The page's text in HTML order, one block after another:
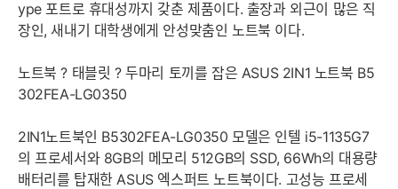
ype 포트로 휴대성까지 갖춘 제품이다. 출장과 외근이 많은 직
장인, 새내기 대학생에게 안성맞춤인 노트북 이다.
노트북 ? 태블릿 ? 두마리 토끼를 잡은 ASUS 2IN1 노트북 B5
302FEA-LG0350
2IN1노트북인 B5302FEA-LG0350 모델은 인텔 i5-1135G7
의 프로세서와 8GB의 메모리 512GB의 SSD, 66Wh의 대용량
배터리를 탑재한 ASUS 엑스퍼트 노트북이다. 고성능 프로세